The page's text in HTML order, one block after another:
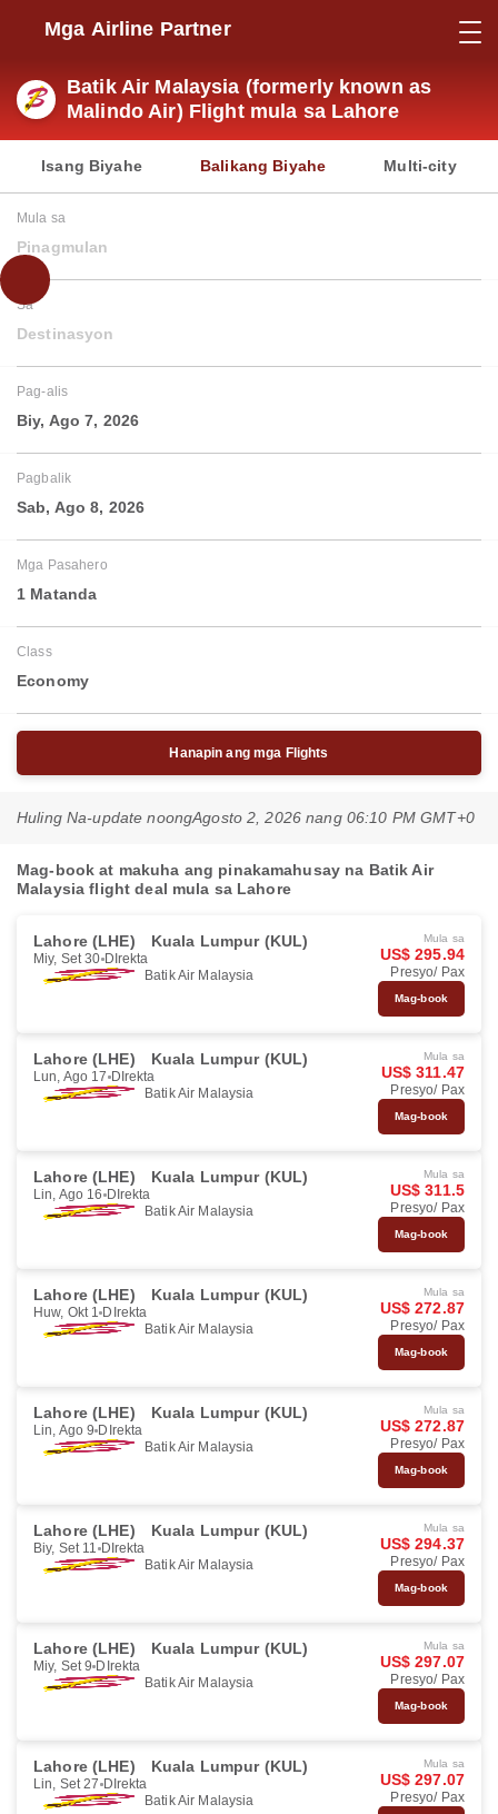
Mga Airline Partner
Batik Air Malaysia (formerly known as
Malindo Air) Flight mula sa Lahore
Isang Biyahe Balikang Biyahe Multi-city
Mula sa
Pinagmulan
Sa
Destinasyon
Pag-alis
Biy, Ago 7, 2026
Pagbalik
Sab, Ago 8, 2026
Mga Pasahero
1 Matanda
Class
Economy
Hanapin ang mga Flights
Huling Na-update noongAgosto 2, 2026 nang 06:10 PM GMT+0
Mag-book at makuha ang pinakamahusay na Batik Air
Malaysia flight deal mula sa Lahore
Lahore (LHE) Kuala Lumpur (KUL)
Miy, Set 30 DIrekta
Batik Air Malaysia
Mula sa
US$ 295.94
Presyo/ Pax
Mag-book
Lahore (LHE) Kuala Lumpur (KUL)
Lun, Ago 17 DIrekta
Batik Air Malaysia
Mula sa
US$ 311.47
Presyo/ Pax
Mag-book
Lahore (LHE) Kuala Lumpur (KUL)
Lin, Ago 16 DIrekta
Batik Air Malaysia
Mula sa
US$ 311.5
Presyo/ Pax
Mag-book
Lahore (LHE) Kuala Lumpur (KUL)
Huw, Okt 1 DIrekta
Batik Air Malaysia
Mula sa
US$ 272.87
Presyo/ Pax
Mag-book
Lahore (LHE) Kuala Lumpur (KUL)
Lin, Ago 9 DIrekta
Batik Air Malaysia
Mula sa
US$ 272.87
Presyo/ Pax
Mag-book
Lahore (LHE) Kuala Lumpur (KUL)
Biy, Set 11 DIrekta
Batik Air Malaysia
Mula sa
US$ 294.37
Presyo/ Pax
Mag-book
Lahore (LHE) Kuala Lumpur (KUL)
Miy, Set 9 DIrekta
Batik Air Malaysia
Mula sa
US$ 297.07
Presyo/ Pax
Mag-book
Lahore (LHE) Kuala Lumpur (KUL)
Lin, Set 27 DIrekta
Batik Air Malaysia
Mula sa
US$ 297.07
Presyo/ Pax